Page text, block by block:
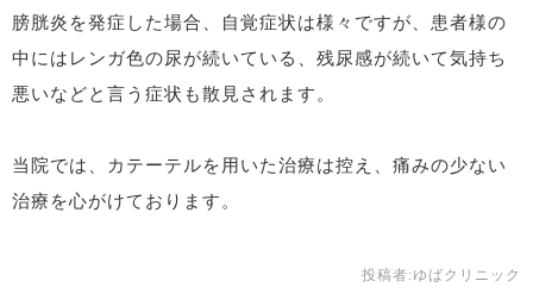
膀胱炎を発症した場合、自覚症状は様々ですが、患者様の
中にはレンガ色の尿が続いている、残尿感が続いて気持ち
悪いなどと言う症状も散見されます。
当院では、カテーテルを用いた治療は控え、痛みの少ない
治療を心がけております。
投稿者: ゆばクリニック